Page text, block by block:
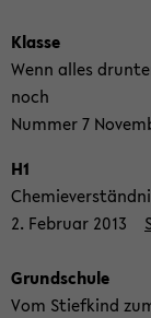
Klas­se
Wenn alles
noch
Num­mer 7
H1
2. Fe­bru­ar 2013
Grund­schu­le
Vom Stief­kind